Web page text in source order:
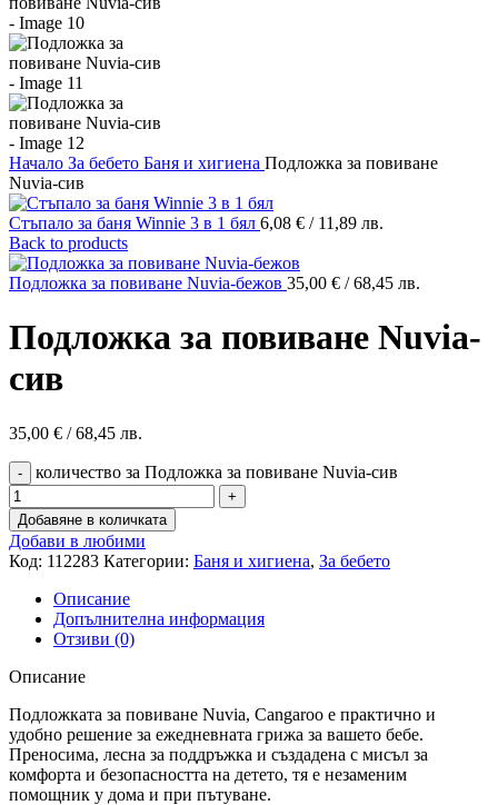
Начало За бебето Баня и хигиена Подложка за повиване
Nuvia-сив
Стъпало за баня Winnie 3 в 1 бял 6,08 € / 11,89 лв.
Back to products
Подложка за повиване Nuvia-бежов 35,00 € / 68,45 лв.
Подложка за повиване Nuvia-
сив
35,00 € / 68,45 лв.
количество за Подложка за повиване Nuvia-сив
Добавяне в количката
Добави в любими
Код: 112283 Категории: Баня и хигиена, За бебето
Описание
Допълнителна информация
Отзиви (0)
Описание
Подложката за повиване Nuvia, Cangaroo е практично и
удобно решение за ежедневната грижа за вашето бебе.
Преносима, лесна за поддръжка и създадена с мисъл за
комфорта и безопасността на детето, тя е незаменим
помощник у дома и при пътуване.